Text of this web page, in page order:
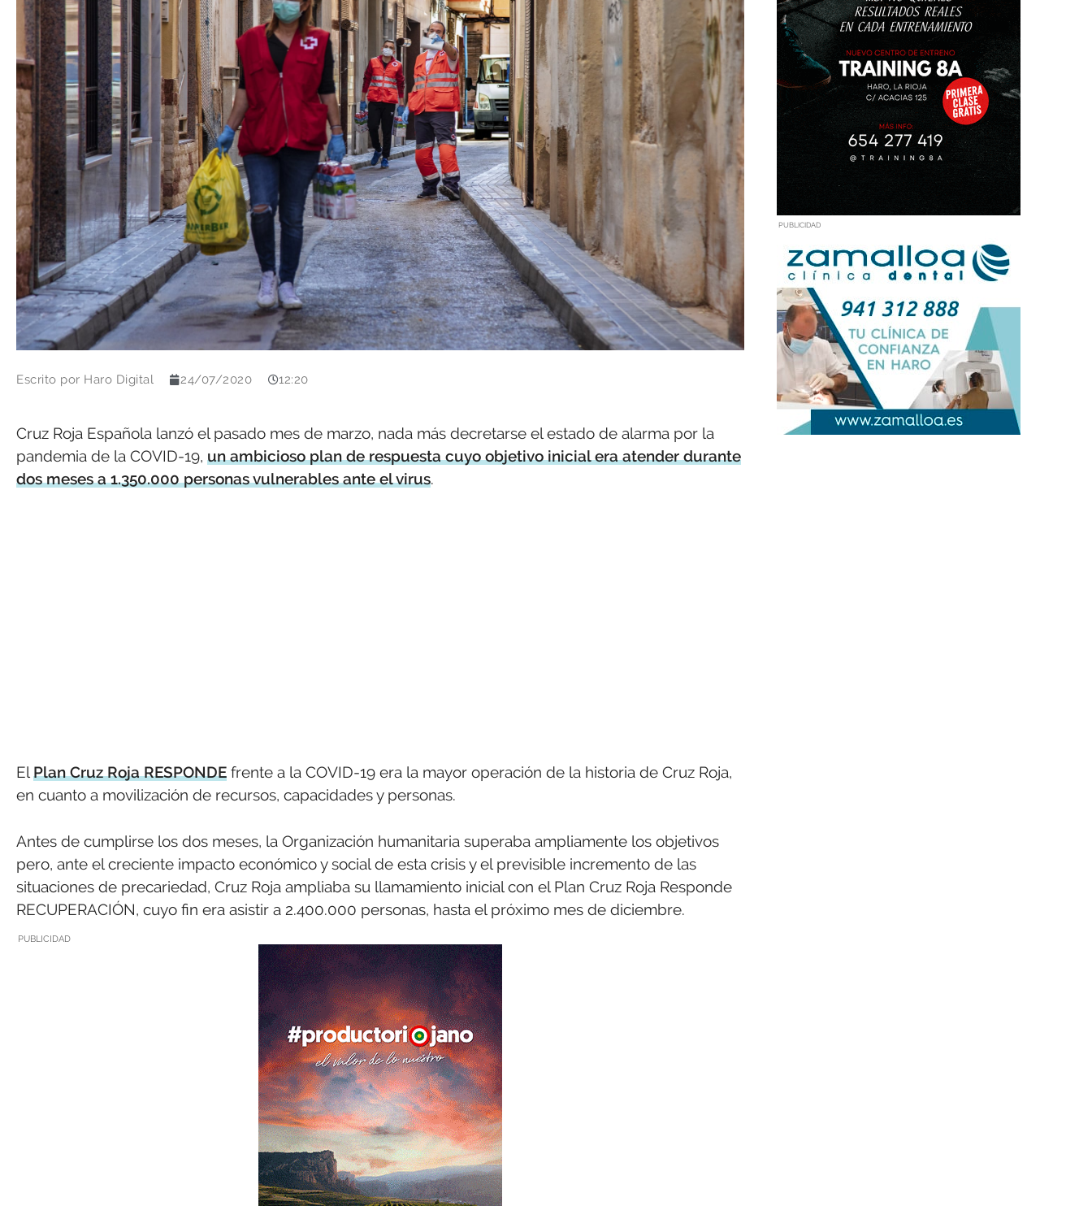
Escrito por Haro Digital 24/07/2020 12:20
Cruz Roja Española lanzó el pasado mes de marzo, nada más decretarse el estado de alarma por la
pandemia de la COVID-19, un ambicioso plan de respuesta cuyo objetivo inicial era atender durante
dos meses a 1.350.000 personas vulnerables ante el virus.
ElPlan Cruz Roja RESPONDE frente a la COVID-19 era la mayor operación de la historia de Cruz Roja,
en cuanto a movilización de recursos, capacidades y personas.
Antes de cumplirse los dos meses, la Organización humanitaria superaba ampliamente los objetivos
pero, ante el creciente impacto económico y social de esta crisis y el previsible incremento de las
situaciones de precariedad, Cruz Roja ampliaba su llamamiento inicial con el Plan Cruz Roja Responde
RECUPERACIÓN, cuyo fin era asistir a 2.400.000 personas, hasta el próximo mes de diciembre.
PUBLICIDAD
PUBLICIDAD